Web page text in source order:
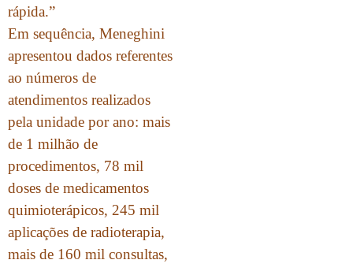
rápida.”
Em sequência, Meneghini
apresentou dados referentes
ao números de
atendimentos realizados
pela unidade por ano: mais
de 1 milhão de
procedimentos, 78 mil
doses de medicamentos
quimioterápicos, 245 mil
aplicações de radioterapia,
mais de 160 mil consultas,